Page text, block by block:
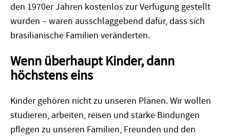
den 1970er Jahren kostenlos zur Verfügung gestellt
wurden – waren ausschlaggebend dafür, dass sich
brasilianische Familien veränderten.
Wenn überhaupt Kinder, dann
höchstens eins
Kinder gehören nicht zu unseren Plänen. Wir wollen
studieren, arbeiten, reisen und starke Bindungen
pflegen zu unseren Familien, Freunden und den